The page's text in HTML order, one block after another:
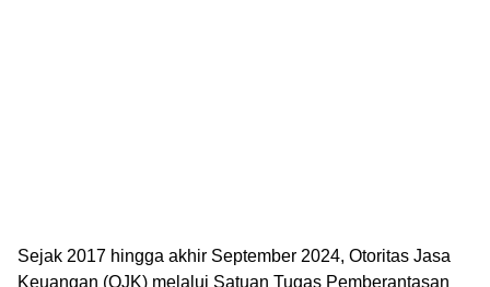
Sejak 2017 hingga akhir September 2024, Otoritas Jasa
Keuangan (OJK) melalui Satuan Tugas Pemberantasan